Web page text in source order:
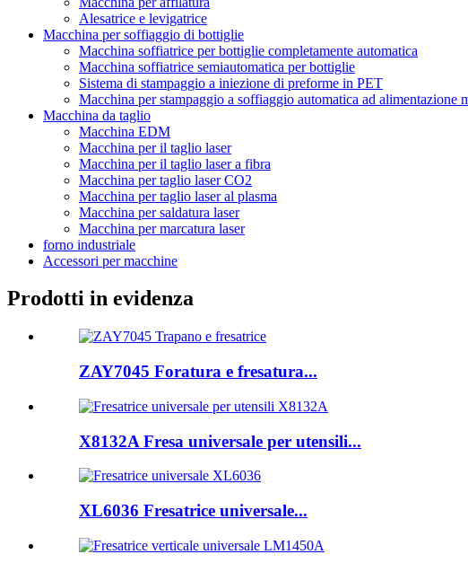
Alesatrice e levigatrice
Macchina per soffiaggio di bottiglie
Macchina soffiatrice per bottiglie completamente automatica
Macchina soffiatrice semiautomatica per bottiglie
Sistema di stampaggio a iniezione di preforme in PET
Macchina per stampaggio a soffiaggio automatica ad alimentazione
Macchina da taglio
Macchina EDM
Macchina per il taglio laser
Macchina per il taglio laser a fibra
Macchina per taglio laser CO2
Macchina per taglio laser al plasma
Macchina per saldatura laser
Macchina per marcatura laser
forno industriale
Accessori per macchine
Prodotti in evidenza
ZAY7045 Foratura e fresatura...
X8132A Fresa universale per utensili...
XL6036 Fresatrice universale...